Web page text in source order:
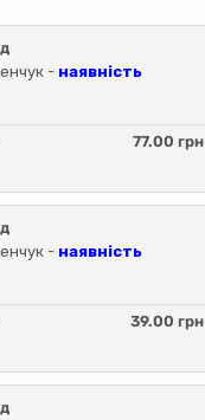
- наявність
77.00 грн
- наявність
39.00 грн